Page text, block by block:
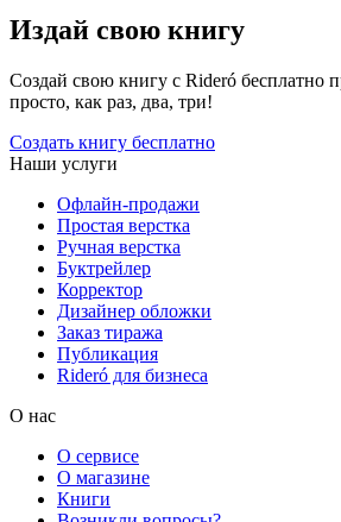
Издай свою книгу
Создай свою книгу с Rideró бесплатно
просто, как раз, два, три!
Создать книгу бесплатно
Наши услуги
Офлайн-продажи
Простая верстка
Ручная верстка
Буктрейлер
Корректор
Дизайнер обложки
Заказ тиража
Публикация
Rideró для бизнеса
О нас
О сервисе
О магазине
Книги